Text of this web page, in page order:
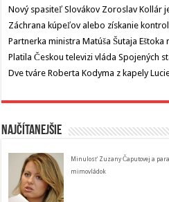
Nový spasiteľ Slovákov Zoroslav Kollár
Záchrana kúpeľov alebo získanie
Partnerka ministra Matúša Šutaja Eštoka
Platila Českou televizi vláda Spojených
Dve tváre Roberta Kodyma z kapely
Najčítanejšie
Minulosť Zuzany Čaputovej a
mimovládok